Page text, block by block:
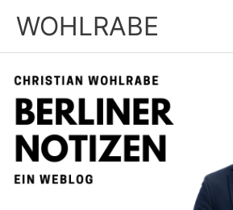
InhaltWOHLRABE